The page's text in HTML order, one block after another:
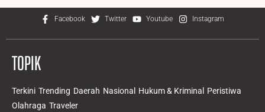
Facebook Twitter Youtube Instagram
TOPIK
Terkini Trending Daerah Nasional Hukum & Kriminal
Peristiwa
Olahraga Traveler